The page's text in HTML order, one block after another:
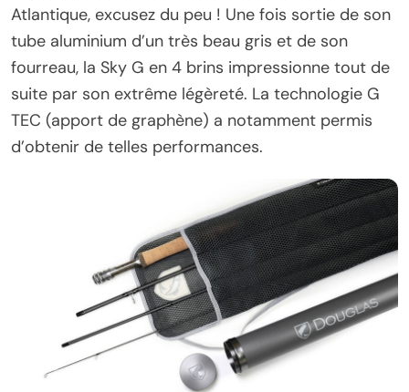
Atlantique, excusez du peu ! Une fois sortie de son
tube aluminium d’un très beau gris et de son
fourreau, la Sky G en 4 brins impressionne tout de
suite par son extrême légèreté. La technologie G
TEC (apport de graphène) a notamment permis
d’obtenir de telles performances.